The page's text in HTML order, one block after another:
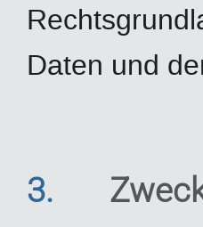
Daten und
3.